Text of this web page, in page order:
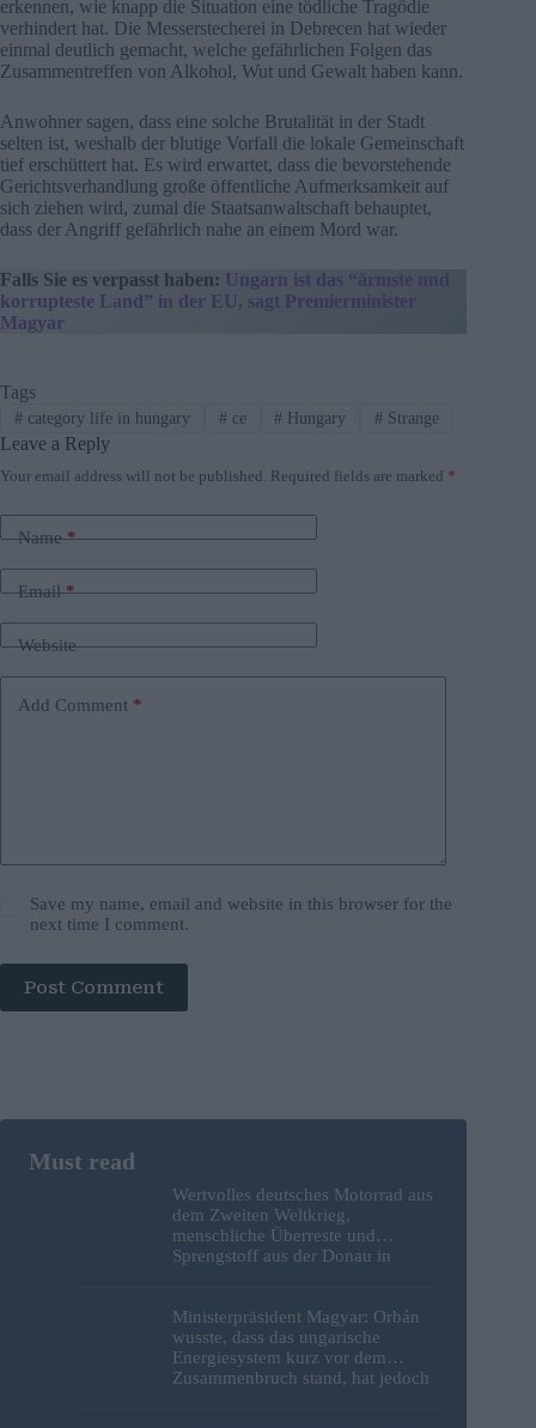
erkennen, wie knapp die Situation eine tödliche Tragödie
verhindert hat. Die Messerstecherei in Debrecen hat wieder
einmal deutlich gemacht, welche gefährlichen Folgen das
Zusammentreffen von Alkohol, Wut und Gewalt haben kann.
Anwohner sagen, dass eine solche Brutalität in der Stadt
selten ist, weshalb der blutige Vorfall die lokale Gemeinschaft
tief erschüttert hat. Es wird erwartet, dass die bevorstehende
Gerichtsverhandlung große öffentliche Aufmerksamkeit auf
sich ziehen wird, zumal die Staatsanwaltschaft behauptet,
dass der Angriff gefährlich nahe an einem Mord war.
Falls Sie es verpasst haben: Ungarn ist das “ärmste und
korrupteste Land” in der EU, sagt Premierminister
Magyar
Tags
#category life in hungary #ce # Hungary # Strange
Leave a Reply
Your email address will not be published. Required fields are marked *
Name*
Email*
Website
Add Comment *
Save my name, email and website in this browser for the
next time I comment.
Post Comment
Wertvolles deutsches Motorrad aus
dem Zweiten Weltkrieg,
menschliche Überreste und
Sprengstoff aus der Donau in
Ministerpräsident Magyar: Orbán
wusste, dass das ungarische
Energiesystem kurz vor dem
Zusammenbruch stand, hat jedoch